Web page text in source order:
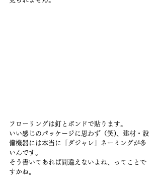
フローリングは釘とボンドで貼ります。
いい感じのパッケージに思わず（笑)、建材・設
備機器には本当に「ダジャレ」ネーミングが多
いんです。
そう書いてあれば間違えないよね、ってことで
すかね。